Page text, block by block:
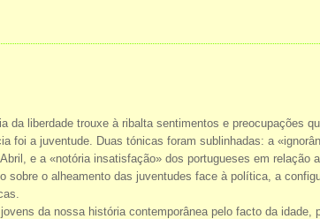
da liberdade trouxe à ribalta sentimentos e preocupações
foi a juventude. Duas tónicas foram sublinhadas: a
e a «notória insatisfação» dos portugueses em relação
sobre o alheamento das juventudes face à política, a
da nossa história contemporânea pelo facto da idade,